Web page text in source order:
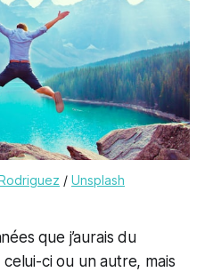
/ Unsplash
que j’aurais du
ci ou un autre, mais